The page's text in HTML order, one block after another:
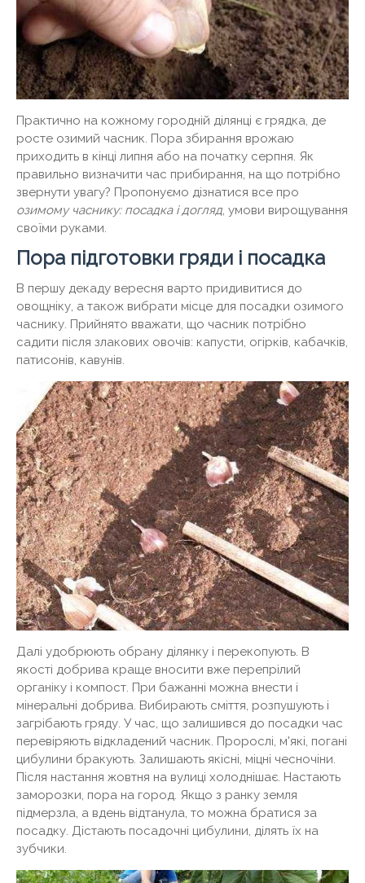
Практично на кожному городній ділянці є грядка, де
росте озимий часник. Пора збирання врожаю
приходить в кінці липня або на початку серпня. Як
правильно визначити час прибирання, на що потрібно
звернути увагу? Пропонуємо дізнатися все про
озимому часнику: посадка і догляд, умови вирощування
своїми руками.
Пора підготовки гряди і посадка
В першу декаду вересня варто придивитися до
овощніку, а також вибрати місце для посадки озимого
часнику. Прийнято вважати, що часник потрібно
садити після злакових овочів: капусти, огірків, кабачків,
патисонів, кавунів.
Далі удобрюють обрану ділянку і перекопують. В
якості добрива краще вносити вже перепрілий
органіку і компост. При бажанні можна внести і
мінеральні добрива. Вибирають сміття, розпушують і
загрібають гряду. У час, що залишився до посадки час
перевіряють відкладений часник. Пророслі, м'які, погані
цибулини бракують. Залишають якісні, міцні чесночіни.
Після настання жовтня на вулиці холоднішає. Настають
заморозки, пора на город. Якщо з ранку земля
підмерзла, а вдень відтанула, то можна братися за
посадку. Дістають посадочні цибулини, ділять їх на
зубчики.